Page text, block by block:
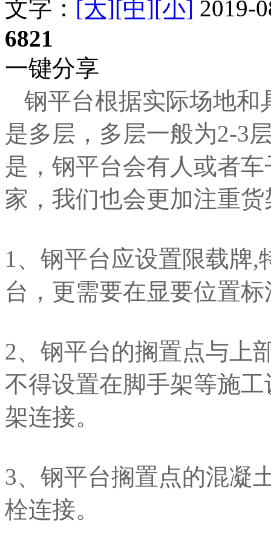
文字： [大][中][小] 2019-
6821
一键分享
钢平台根据实际场地和
是多层，多层一般为2-3
是，钢平台会有人或者
家，我们也会更加注重
1、钢平台应设置限载牌
台，更需要在显要位置
2、钢平台的搁置点与上
不得设置在脚手架等施
架连接。
3、钢平台搁置点的混凝
栓连接。